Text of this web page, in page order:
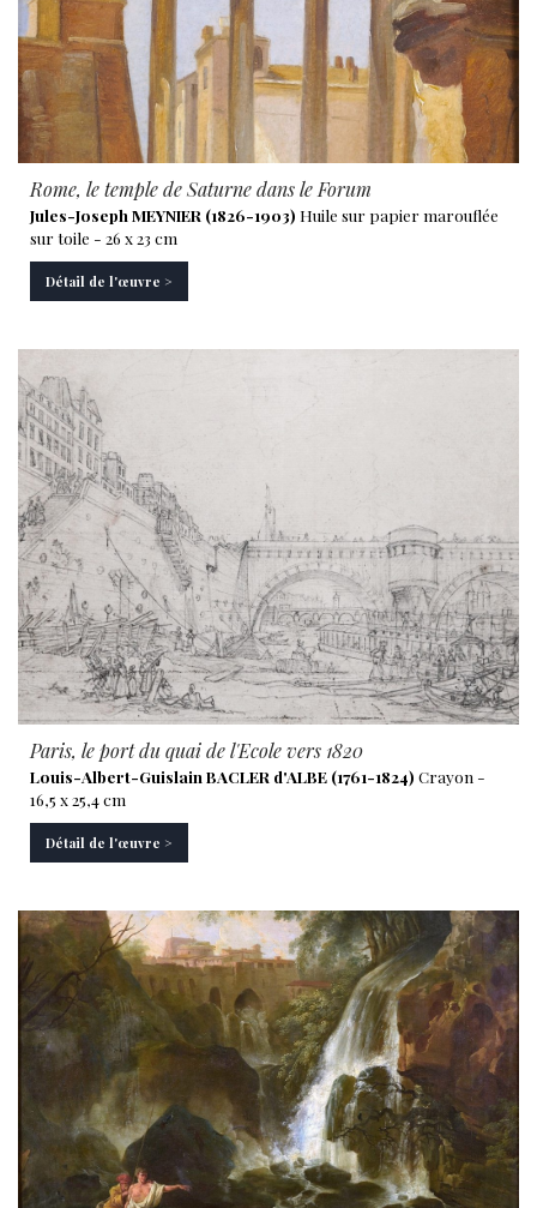
Rome, le temple de Saturne dans le Forum
Jules-Joseph MEYNIER (1826-1903) Huile sur papier marouflée
sur toile - 26 x 23 cm
Détail de l'œuvre >
Paris, le port du quai de l'Ecole vers 1820
Louis-Albert-Guislain BACLER d'ALBE (1761-1824) Crayon -
16,5 x 25,4 cm
Détail de l'œuvre >